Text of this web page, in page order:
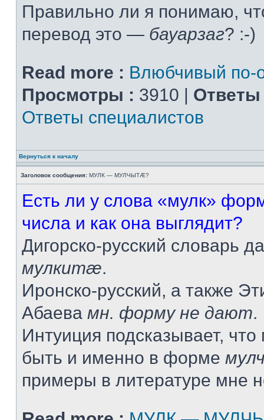
Правильно ли я понимаю,
перевод это — бауарзаг? :-)
Read more : Влюбчивый по-
Просмотры : 3910 | Ответы
Ответы специалистов
Вернуться к началу
Заголовок сообщения: МУЛК — МУЛЧЫТÆ?
Есть ли у слова «мулк»
числа и как она выглядит?
Дигорско-русский словарь
мулкитæ.
Иронско-русский, а также
Абаева мн. форму не дают.
Интуиция подсказывает,
быть и именно в форме
примеры в литературе мне